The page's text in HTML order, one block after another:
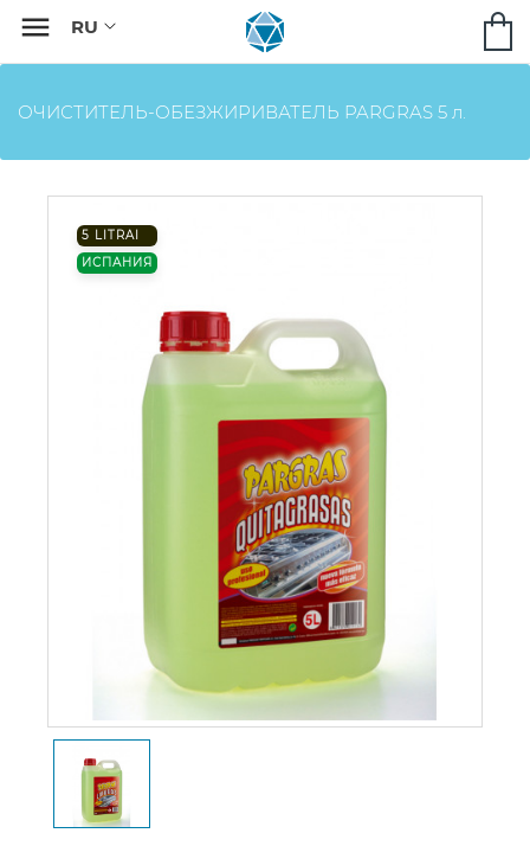

ОЧИСТИТЕЛЬ-ОБЕЗЖИРИВАТЕЛЬ PARGRAS 5 л.
5 LITRAI
ИСПАНИЯ